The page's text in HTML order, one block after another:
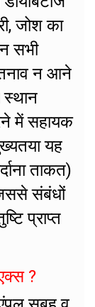
जोश का
सभी
न आने
स्थान
में सहायक
यह
ताकत)
संबंधों
प्राप्त
?